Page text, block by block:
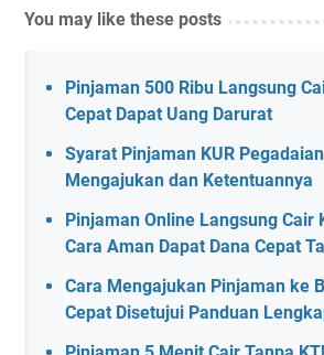
You may like these posts
Pinjaman 500 Ribu Langsung
Cepat Dapat Uang Darurat
Syarat Pinjaman KUR
Mengajukan dan Ketentuannya
Pinjaman Online Langsung Cair
Cara Aman Dapat Dana Cepat
Cara Mengajukan Pinjaman ke
Cepat Disetujui Panduan